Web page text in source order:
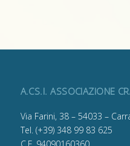
A.CS.I. ASSOCIAZIONE
Via Farini, 38 – 54033 –
Tel. (+39) 348 99 83 625